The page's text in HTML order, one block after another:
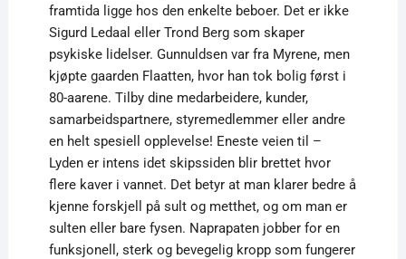
framtida ligge hos den enkelte beboer. Det er ikke
Sigurd Ledaal eller Trond Berg som skaper
psykiske lidelser. Gunnuldsen var fra Myrene, men
kjøpte gaarden Flaatten, hvor han tok bolig først i
80-aarene. Tilby dine medarbeidere, kunder,
samarbeidspartnere, styremedlemmer eller andre
en helt spesiell opplevelse! Eneste veien til –
Lyden er intens idet skipssiden blir brettet hvor
flere kaver i vannet. Det betyr at man klarer bedre å
kjenne forskjell på sult og metthet, og om man er
sulten eller bare fysen. Naprapaten jobber for en
funksjonell, sterk og bevegelig kropp som fungerer